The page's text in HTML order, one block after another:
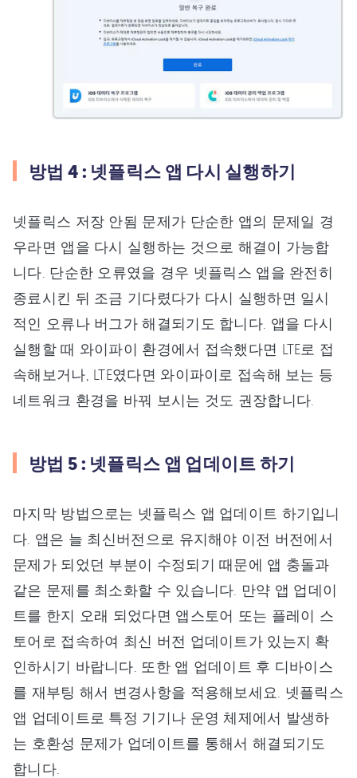
방법 4 : 넷플릭스 앱 다시 실행하기
넷플릭스 저장 안됨 문제가 단순한 앱의 문제일 경
우라면 앱을 다시 실행하는 것으로 해결이 가능합
니다. 단순한 오류였을 경우 넷플릭스 앱을 완전히
종료시킨 뒤 조금 기다렸다가 다시 실행하면 일시
적인 오류나 버그가 해결되기도 합니다. 앱을 다시
실행할 때 와이파이 환경에서 접속했다면 LTE로 접
속해보거나, LTE였다면 와이파이로 접속해 보는 등
네트워크 환경을 바꿔 보시는 것도 권장합니다.
방법 5 : 넷플릭스 앱 업데이트 하기
마지막 방법으로는 넷플릭스 앱 업데이트 하기입니
다. 앱은 늘 최신버전으로 유지해야 이전 버전에서
문제가 되었던 부분이 수정되기 때문에 앱 충돌과
같은 문제를 최소화할 수 있습니다. 만약 앱 업데이
트를 한지 오래 되었다면 앱스토어 또는 플레이 스
토어로 접속하여 최신 버전 업데이트가 있는지 확
인하시기 바랍니다. 또한 앱 업데이트 후 디바이스
를 재부팅 해서 변경사항을 적용해보세요. 넷플릭스
앱 업데이트로 특정 기기나 운영 체제에서 발생하
는 호환성 문제가 업데이트를 통해서 해결되기도
합니다.